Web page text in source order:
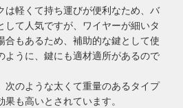
は軽くて持ち運びが便利なため、バ
して人気ですが、ワイヤーが細いタ
合もあるため、補助的な鍵として使
ように、鍵にも適材適所があるので
次のような太くて重量のあるタイプ
も高いとされています。